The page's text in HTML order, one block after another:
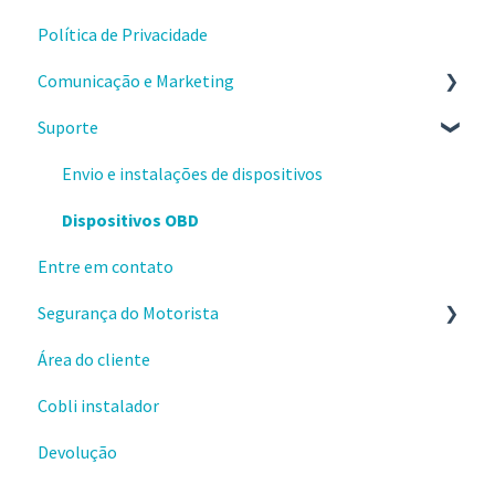
Integração Cartão Combustível
Comece por aqui
Aplicativos
Webhooks
Política de Privacidade
Comunicação e Marketing
Sobre o produto e valores
Materiais e conteúdos gratuitos
Cursos da Cobli Ensina
Suporte
Envio e instalações de dispositivos
Dispositivos OBD
Entre em contato
Segurança do Motorista
Alertas
Ranking de condução
Área do cliente
Cobli instalador
Devolução